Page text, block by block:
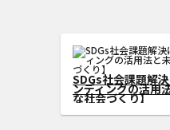
型クラウドフ